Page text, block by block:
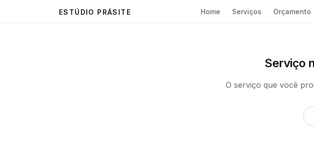
ESTÚDIO PRÁSITE Home Serviços Orçamento
Serviço
O serviço que você